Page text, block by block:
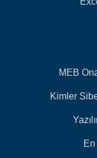
MEB
Kimler